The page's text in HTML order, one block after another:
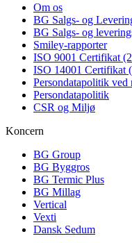
Om os
BG Salgs- og
BG Salgs- og
Smiley-rapporter
ISO 9001 Certifikat
ISO 14001 Certifikat
Persondatapolitik ved
Persondatapolitik
CSR og Miljø
Koncern
BG Group
BG Byggros
BG Termic Plus
BG Millag
Vertical
Vexti
Dansk Sedum